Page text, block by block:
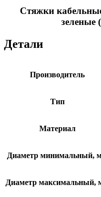
Стяжки
зеленые
Детали
Производитель
Тип
Материал
Диаметр минимальный,
Диаметр максимальный,